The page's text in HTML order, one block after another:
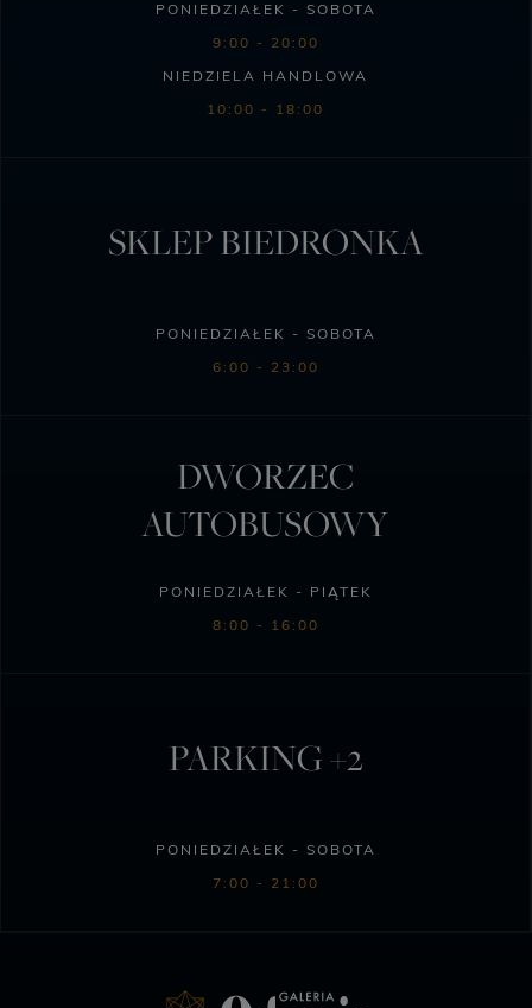
PONIEDZIAŁEK - SOBOTA
9:00 - 20:00
NIEDZIELA HANDLOWA
10:00 - 18:00
SKLEP BIEDRONKA
PONIEDZIAŁEK - SOBOTA
6:00 - 23:00
DWORZEC
AUTOBUSOWY
PONIEDZIAŁEK - PIĄTEK
8:00 - 16:00
PARKING +2
PONIEDZIAŁEK - SOBOTA
7:00 - 21:00